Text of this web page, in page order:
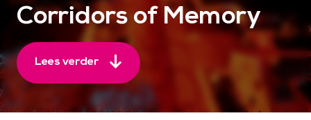
Corridors of Memory
Lees verder